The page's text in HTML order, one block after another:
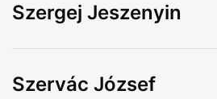
Szergej Jeszenyin
Szervác József